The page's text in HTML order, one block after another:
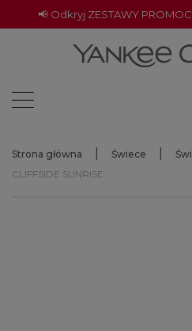
📢 Odkryj ZESTAWY
Strona główna Świece
CLIFFSIDE SUNRISE